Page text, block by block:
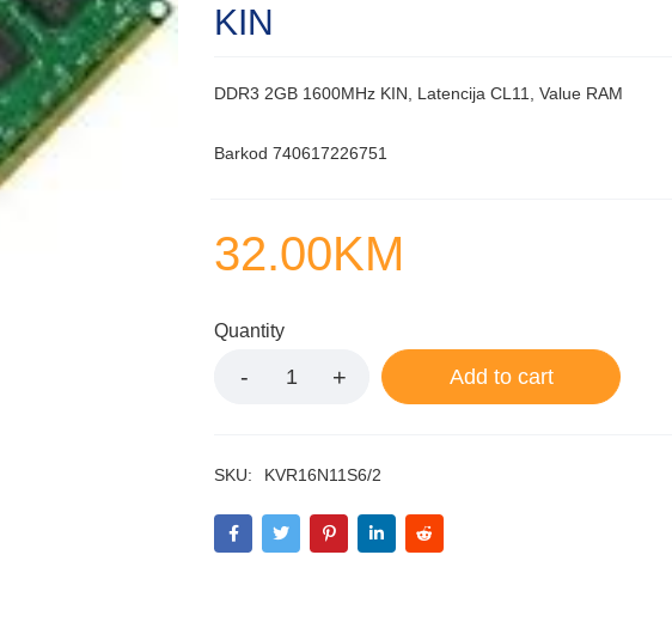
KIN
DDR3 2GB 1600MHz KIN, Latencija CL11, Value RAM
Barkod 740617226751
32.00KM
Quantity
Add to cart
SKU: KVR16N11S6/2